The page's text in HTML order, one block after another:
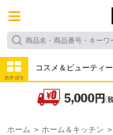
カテゴリ
コスメ＆ビューティー
ホーム ホーム＆キッチン